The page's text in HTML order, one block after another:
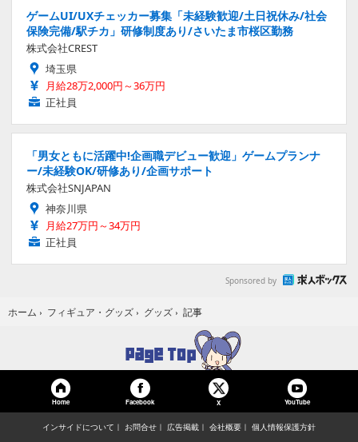
ゲームUI/UXチェッカー募集「未経験歓迎/土日祝休み/社会
保険完備/駅チカ」研修制度あり/さいたま市桜区勤務
株式会社CREST
埼玉県
月給28万2,000円～36万円
正社員
「男女ともに活躍中!企画職デビュー歓迎」ゲームプランナ
ー/未経験OK/研修あり/企画サポート
株式会社SNJAPAN
神奈川県
月給27万円～34万円
正社員
Sponsored by
ホーム › フィギュア・グッズ › グッズ › 記事
Home Facebook X YouTube
インサイドについて お問合せ 広告掲載 会社概要 個人情報保護方針